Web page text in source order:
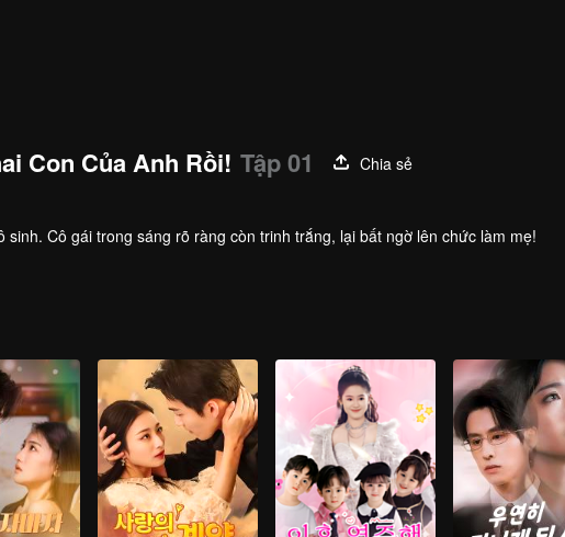
Con Của Anh Rồi! Tập 01
Chia sẻ
Cô gái trong sáng rõ ràng còn trinh trắng, lại bất ngờ lên chức làm mẹ!